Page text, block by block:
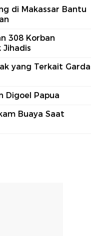
di Makassar Bantu
308 Korban
Jihadis
yang Terkait Garda
Digoel Papua
Buaya Saat